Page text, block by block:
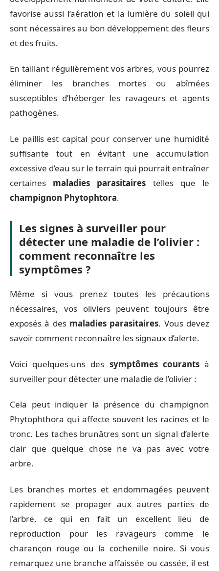
favorise aussi l’aération et la lumière du soleil qui
sont nécessaires au bon développement des fleurs
et des fruits.
En taillant régulièrement vos arbres, vous pourrez
éliminer les branches mortes ou abîmées
susceptibles d’héberger les ravageurs et agents
pathogènes.
Le paillis est capital pour conserver une humidité
suffisante tout en évitant une accumulation
excessive d’eau sur le terrain qui pourrait entraîner
certaines maladies parasitaires telles que le
champignon Phytophtora.
Les signes à surveiller pour
détecter une maladie de l’olivier :
comment reconnaître les
symptômes ?
Même si vous prenez toutes les précautions
nécessaires, vos oliviers peuvent toujours être
exposés à des maladies parasitaires. Vous devez
savoir comment reconnaître les signaux d’alerte.
Voici quelques-uns des symptômes courantsà
surveiller pour détecter une maladie de l’olivier :
Cela peut indiquer la présence du champignon
Phytophthora qui affecte souvent les racines et le
tronc. Les taches brunâtres sont un signal d’alerte
clair que quelque chose ne va pas avec votre
arbre.
Les branches mortes et endommagées peuvent
rapidement se propager aux autres parties de
l’arbre, ce qui en fait un excellent lieu de
reproduction pour les ravageurs comme le
charançon rouge ou la cochenille noire. Si vous
remarquez une branche affaissée ou cassée, il est